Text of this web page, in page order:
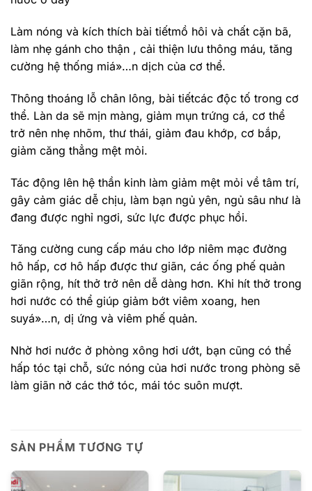
Làm nóng và kích thích bài tiếtmồ hôi và chất cặn bã,
làm nhẹ gánh cho thận , cải thiện lưu thông máu, tăng
cường hệ thống miá»…n dịch của cơ thể.
Thông thoáng lỗ chân lông, bài tiếtcác độc tố trong cơ
thể. Làn da sẽ mịn màng, giảm mụn trứng cá, cơ thể
trở nên nhẹ nhõm, thư thái, giảm đau khớp, cơ bắp,
giảm căng thẳng mệt mỏi.
Tác động lên hệ thần kinh làm giảm mệt mỏi về tâm trí,
gây cảm giác dễ chịu, làm bạn ngủ yên, ngủ sâu như là
đang được nghỉ ngơi, sức lực được phục hồi.
Tăng cường cung cấp máu cho lớp niêm mạc đường
hô hấp, cơ hô hấp được thư giãn, các ống phế quản
giãn rộng, hít thở trở nên dễ dàng hơn. Khi hít thở trong
hơi nước có thể giúp giảm bớt viêm xoang, hen
suyá»…n, dị ứng và viêm phế quản.
Nhờ hơi nước ở phòng xông hơi ướt, bạn cũng có thể
hấp tóc tại chỗ, sức nóng của hơi nước trong phòng sẽ
làm giãn nở các thớ tóc, mái tóc suôn mượt.
SẢN PHẨM TƯƠNG TỰ